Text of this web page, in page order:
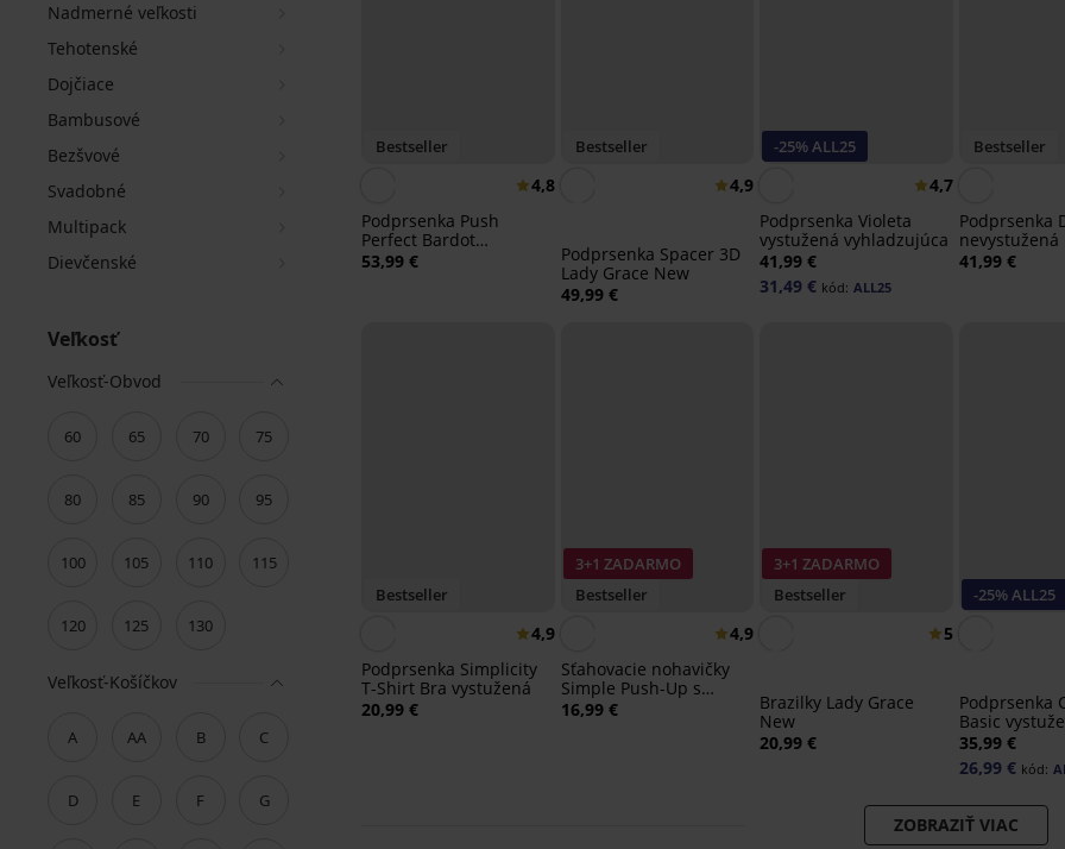
Nadmerné veľkosti
Tehotenské
Dojčiace
Bambusové
Bezšvové
Svadobné
Multipack
Dievčenské
Veľkosť
Veľkosť-Obvod
60 65 70 75
80 85 90 95
100 105 110 115
120 125 130
Veľkosť-Košíčkov
A AA B C
D E F G
Bestseller
4,8
Podprsenka Push
Perfect Bardot
vystužená
53,99 €
Bestseller
4,9
Podprsenka Spacer 3D
Lady Grace New
49,99 €
-25% ALL25
4,7
Podprsenka Violeta
vystužená vyhladzujúca
41,99 €
31,49 € kód: ALL25
Bestseller
Podprsenka
nevystužená
41,99 €
Bestseller
4,9
Podprsenka Simplicity
T-Shirt Bra vystužená
20,99 €
3+1 ZADARMO
Bestseller
4,9
Sťahovacie nohavičky
Simple Push-Up s
vysokým pásom
16,99 €
3+1 ZADARMO
Bestseller
5
Brazilky Lady Grace
New
20,99 €
-25% ALL25
Podprsenka
Basic
35,99 €
26,99 € kód:
ZOBRAZIŤ VIAC